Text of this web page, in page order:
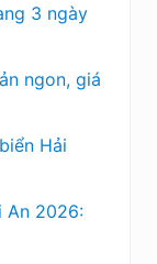
3 ngày
ngon, giá
Hải
An 2026: